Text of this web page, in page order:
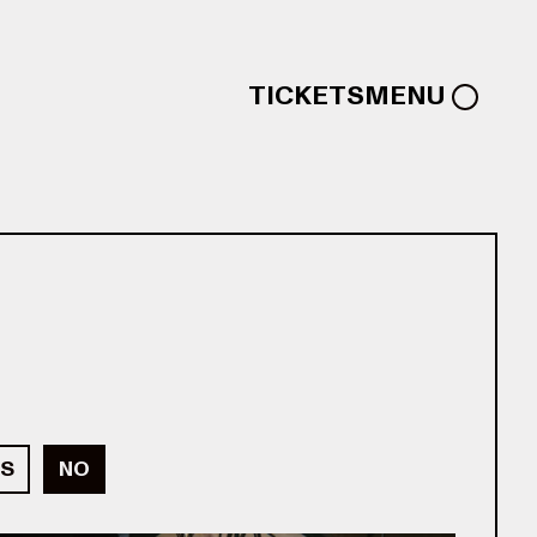
TICKETSMENU
NO